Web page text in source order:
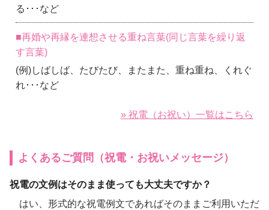
る･･･など
■再婚や再縁を連想させる重ね言葉(同じ言葉を繰り返
す言葉)
(例)しばしば、たびたび、またまた、重ね重ね、くれぐ
れ･･･など
» 祝電（お祝い）一覧はこちら
よくあるご質問（祝電・お祝いメッセージ）
祝電の文例はそのまま使っても大丈夫ですか？
はい、形式的な祝電例文であればそのままご利用いただ